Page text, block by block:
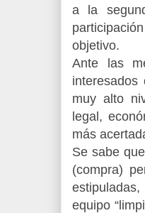
a la
objetivo.
Ante las
muy alto
legal,
más
Se sabe
(compra)
equipo